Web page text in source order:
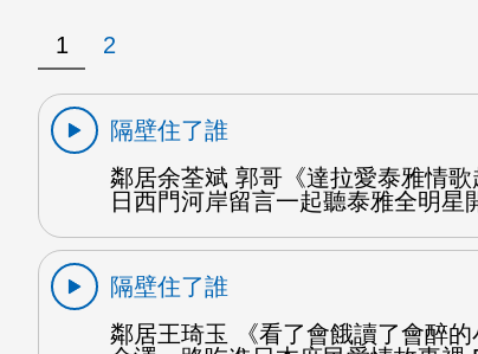
1 2
隔壁住了誰
鄰居余荃斌 郭哥《達拉愛泰雅情
日西門河岸留言一起聽泰雅全明星
隔壁住了誰
鄰居王琦玉 《看了會餓讀了會醉